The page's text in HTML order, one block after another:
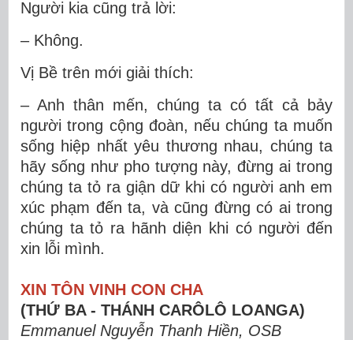
Người kia cũng trả lời:
– Không.
Vị Bề trên mới giải thích:
– Anh thân mến, chúng ta có tất cả bảy
người trong cộng đoàn, nếu chúng ta muốn
sống hiệp nhất yêu thương nhau, chúng ta
hãy sống như pho tượng này, đừng ai trong
chúng ta tỏ ra giận dữ khi có người anh em
xúc phạm đến ta, và cũng đừng có ai trong
chúng ta tỏ ra hãnh diện khi có người đến
xin lỗi mình.
XIN TÔN VINH CON CHA
(THỨ BA - THÁNH CARÔLÔ LOANGA)
Emmanuel Nguyễn Thanh Hiền, OSB